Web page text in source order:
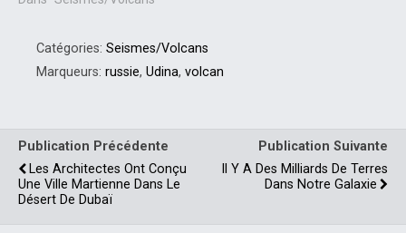
d'autres dorment et
peuvent voir leur activité
Catégories: Seismes/Volcans
Marqueurs: russie, Udina, volcan
Publication Précédente
Les Architectes Ont Conçu
Une Ville Martienne Dans Le
Désert De Dubaï
Publication Suivante
Il Y A Des Milliards De Terres
Dans Notre Galaxie